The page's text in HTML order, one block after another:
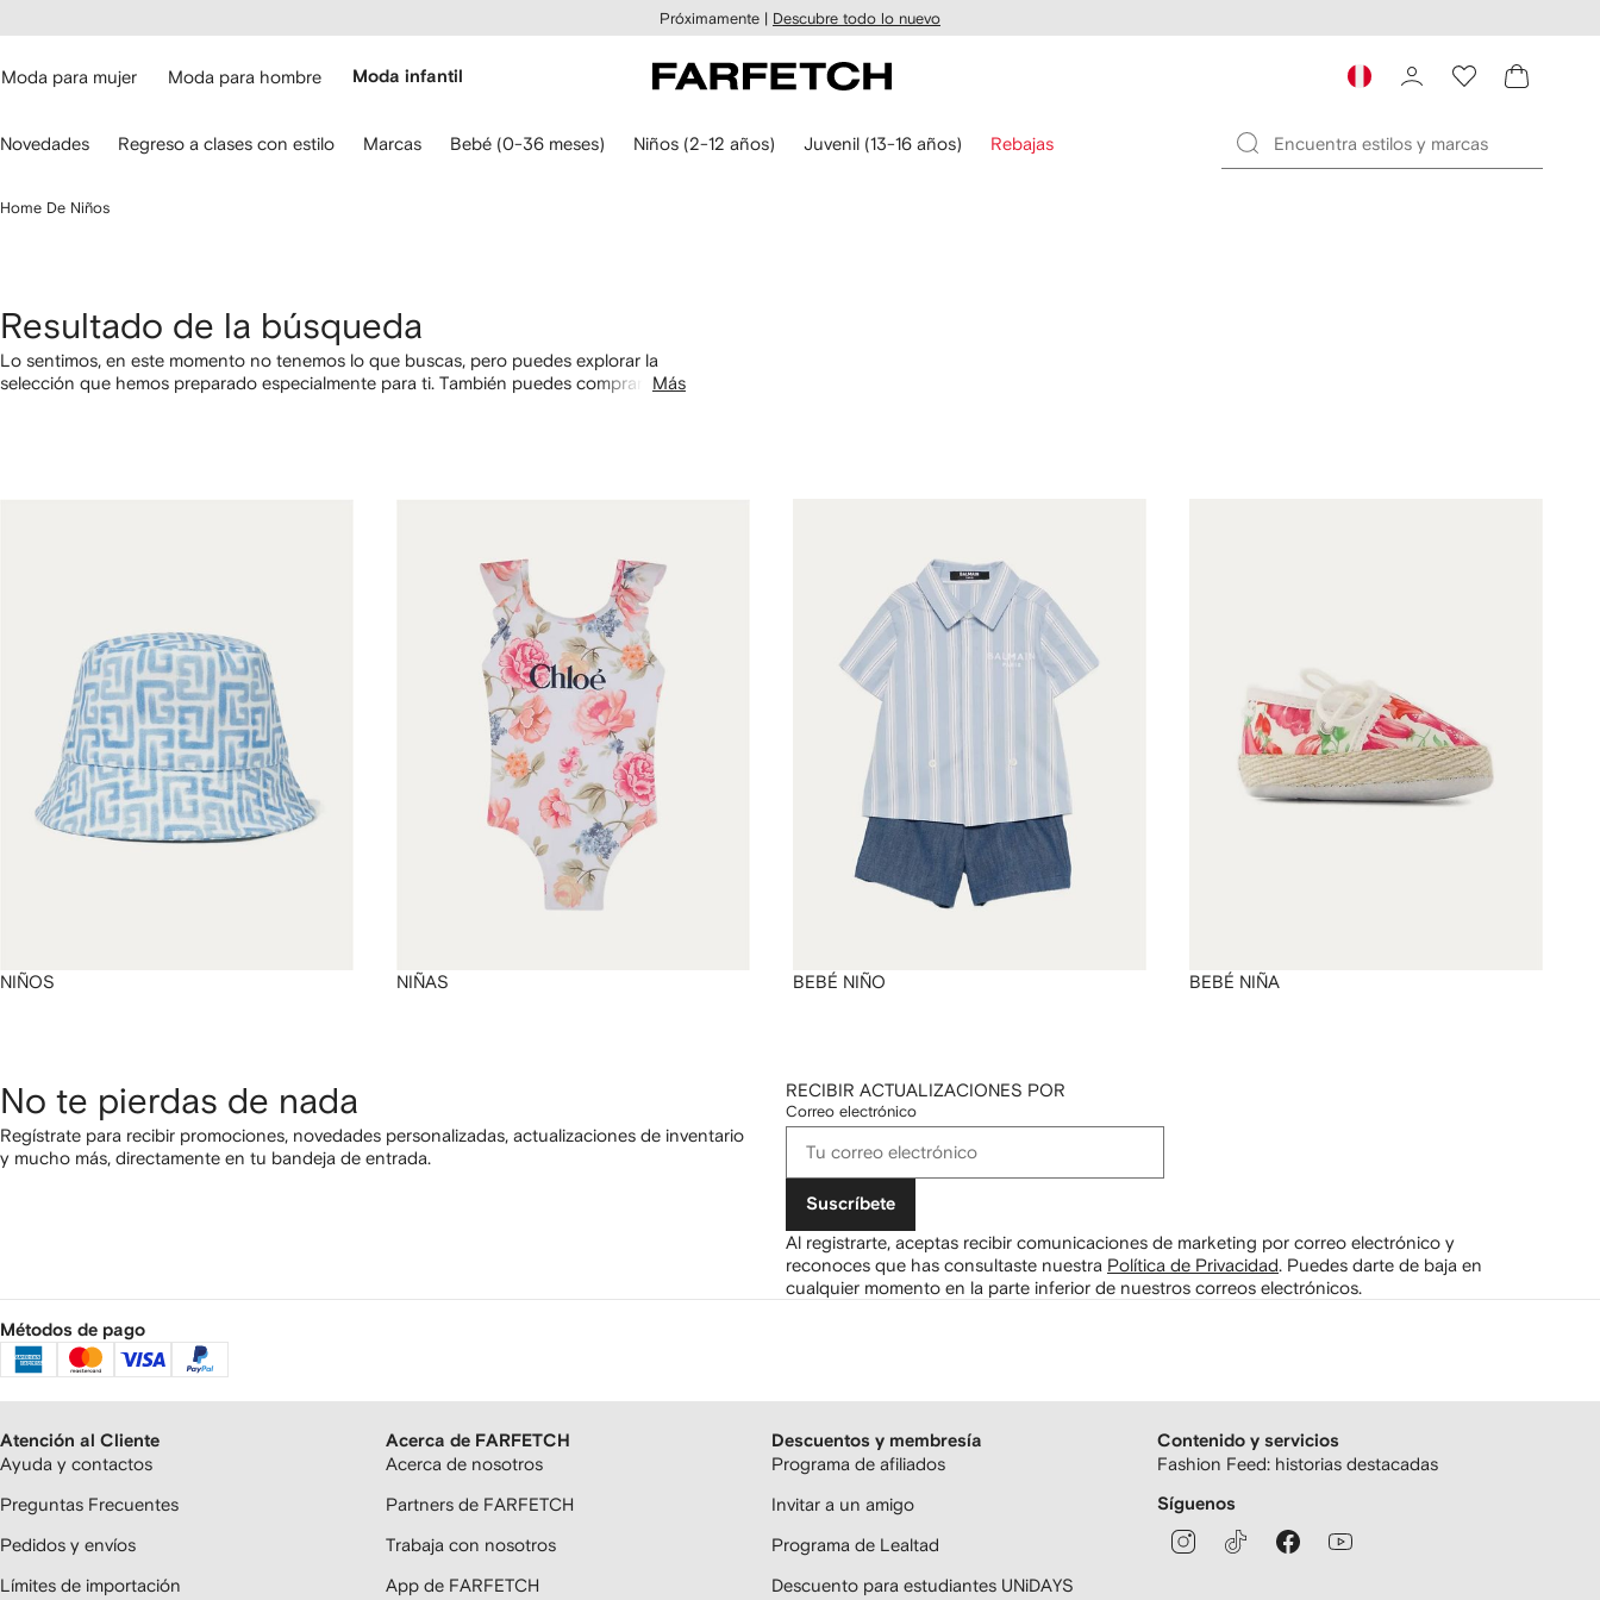
Próximamente | Descubre todo lo nuevo
Moda para mujer Moda para hombre Moda infantil
Novedades Regreso a clases con estilo Marcas Bebé (0-36 meses) Niños (2-12 años) Juvenil (13-16 años) Rebajas
Home De Niños
Resultado de la búsqueda
Lo sentimos, en este momento no tenemos lo que buscas, pero puedes explorar la
selección que hemos preparado especialmente para ti. También puedes comprar por
Más
NIÑOS NIÑAS BEBÉ NIÑO BEBÉ NIÑA
No te pierdas de nada
Regístrate para recibir promociones, novedades personalizadas, actualizaciones de inventario
y mucho más, directamente en tu bandeja de entrada.
RECIBIR ACTUALIZACIONES POR
Correo electrónico
Suscríbete
Al registrarte, aceptas recibir comunicaciones de marketing por correo electrónico y
reconoces que has consultaste nuestra Política de Privacidad Puedes darte de baja en
cualquier momento en la parte inferior de nuestros correos electrónicos.
Métodos de pago
Atención al Cliente
Ayuda y contactos
Preguntas Frecuentes
Pedidos y envíos
Límites de importación
Acerca de FARFETCH
Acerca de nosotros
Partners de FARFETCH
Trabaja con nosotros
App de FARFETCH
Descuentos y membresía
Programa de afiliados
Invitar a un amigo
Programa de Lealtad
Descuento para estudiantes UNiDAYS
Contenido y servicios
Fashion Feed: historias destacadas
Síguenos